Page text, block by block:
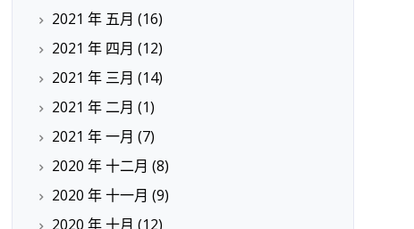
2021 年 五月 (16)
2021 年 四月 (12)
2021 年 三月 (14)
2021 年 二月 (1)
2021 年 一月 (7)
2020 年 十二月 (8)
2020 年 十一月 (9)
2020 年 十月 (12)